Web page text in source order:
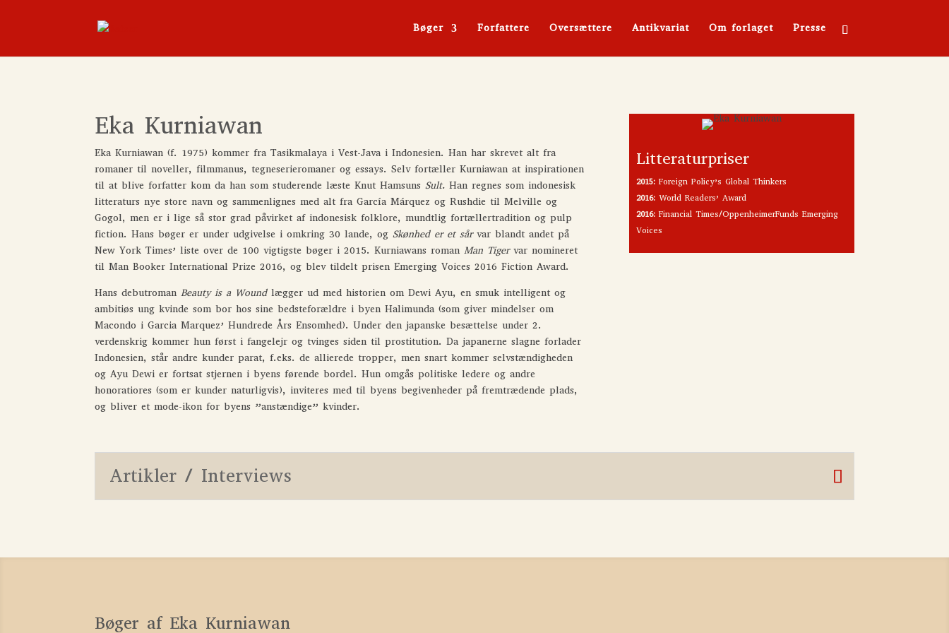
Bøger Forfattere Oversættere Antikvariat Om forlaget Presse
Eka Kurniawan
Eka Kurniawan (f. 1975) kommer fra Tasikmalaya i Vest-Java i Indonesien. Han har skrevet alt fra
romaner til noveller, filmmanus, tegneserieromaner og essays. Selv fortæller Kurniawan at inspirationen
til at blive forfatter kom da han som studerende læste Knut HamsunsSult. Han regnes som indonesisk
litteraturs nye store navn og sammenlignes med alt fra García Márquez og Rushdie til Melville og
Gogol, men er i lige så stor grad påvirket af indonesisk folklore, mundtlig fortællertradition og pulp
fiction. Hans bøger er under udgivelse i omkring 30 lande, ogSkønhed er et sårvar blandt andet på
New York Times’ liste over de 100 vigtigste bøger i 2015. Kurniawans romanMan Tigervar nomineret
til Man Booker International Prize 2016, og blev tildelt prisen Emerging Voices 2016 Fiction Award.
Hans debutroman Beauty is a Woundlægger ud med historien om Dewi Ayu, en smuk intelligent og
ambitiøs ung kvinde som bor hos sine bedsteforældre i byen Halimunda (som giver mindelser om
Macondo i Garcia Marquez’ Hundrede Års Ensomhed). Under den japanske besættelse under 2.
verdenskrig kommer hun først i fangelejr og tvinges siden til prostitution. Da japanerne slagne forlader
Indonesien, står andre kunder parat, f.eks. de allierede tropper, men snart kommer selvstændigheden
og Ayu Dewi er fortsat stjernen i byens førende bordel. Hun omgås politiske ledere og andre
honoratiores (som er kunder naturligvis), inviteres med til byens begivenheder på fremtrædende plads,
og bliver et mode-ikon for byens ”anstændige” kvinder.
Litteraturpriser
2015:Foreign Policy’s Global Thinkers
2016:World Readers’ Award
2016:Financial Times/OppenheimerFunds Emerging
Voices
Artikler / Interviews
Bøger af Eka Kurniawan